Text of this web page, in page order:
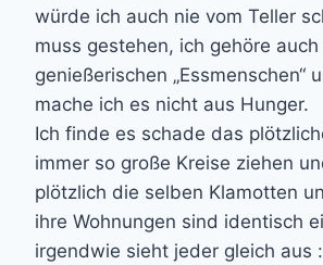
würde ich auch nie vom Teller
muss gestehen, ich gehöre
genießerischen „Essmenschen“
mache ich es nicht aus Hunger.
Ich finde es schade das
immer so große Kreise ziehen
plötzlich die selben Klamotten
ihre Wohnungen sind identisch
irgendwie sieht jeder gleich aus